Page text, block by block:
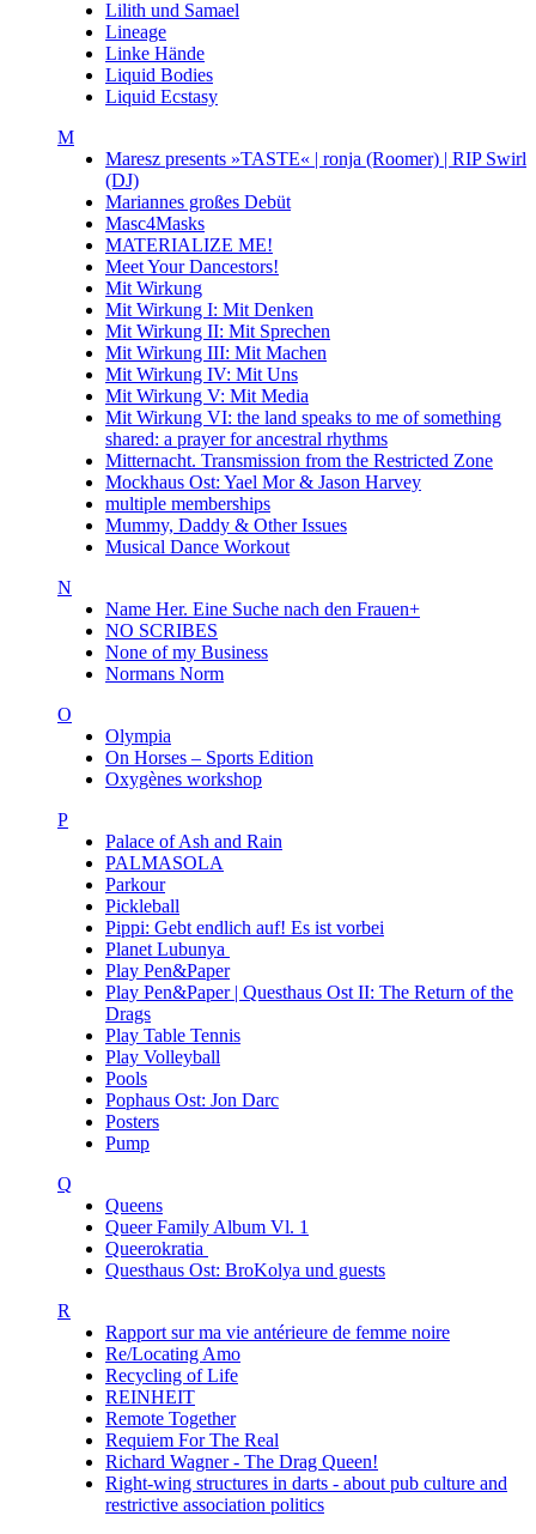
Lilith und Samael
Lineage
Linke Hände
Liquid Bodies
Liquid Ecstasy
M
Maresz presents »TASTE« | ronja (Roomer) | RIP Swirl
(DJ)
Mariannes großes Debüt
Masc4Masks
MATERIALIZE ME!
Meet Your Dancestors!
Mit Wirkung
Mit Wirkung I: Mit Denken
Mit Wirkung II: Mit Sprechen
Mit Wirkung III: Mit Machen
Mit Wirkung IV: Mit Uns
Mit Wirkung V: Mit Media
Mit Wirkung VI: the land speaks to me of something
shared: a prayer for ancestral rhythms
Mitternacht. Transmission from the Restricted Zone
Mockhaus Ost: Yael Mor & Jason Harvey
multiple memberships
Mummy, Daddy & Other Issues
Musical Dance Workout
N
Name Her. Eine Suche nach den Frauen+
NO SCRIBES
None of my Business
Normans Norm
O
Olympia
On Horses – Sports Edition
Oxygènes workshop
P
Palace of Ash and Rain
PALMASOLA
Parkour
Pickleball
Pippi: Gebt endlich auf! Es ist vorbei
Planet Lubunya
Play Pen&Paper
Play Pen&Paper | Questhaus Ost II: The Return of the
Drags
Play Table Tennis
Play Volleyball
Pools
Pophaus Ost: Jon Darc
Posters
Pump
Q
Queens
Queer Family Album Vl. 1
Queerokratia
Questhaus Ost: BroKolya und guests
R
Rapport sur ma vie antérieure de femme noire
Re/Locating Amo
Recycling of Life
REINHEIT
Remote Together
Requiem For The Real
Richard Wagner - The Drag Queen!
Right-wing structures in darts - about pub culture and
restrictive association politics